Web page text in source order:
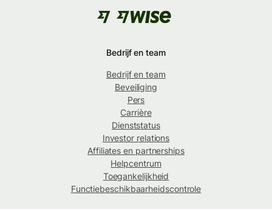
Bedrijf en team
Bedrijf en team
Beveiliging
Pers
Carrière
Dienststatus
Investor relations
Affiliates en partnerships
Helpcentrum
Toegankelijkheid
Functiebeschikbaarheidscontrole